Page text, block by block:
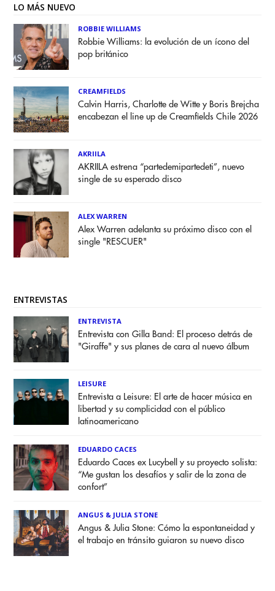
LO MÁS NUEVO
ROBBIE WILLIAMS
Robbie Williams: la evolución de un ícono del
pop británico
CREAMFIELDS
Calvin Harris, Charlotte de Witte y Boris Brejcha
encabezan el line up de Creamfields Chile 2026
AKRIILA
AKRIILA estrena “partedemipartedeti”, nuevo
single de su esperado disco
ALEX WARREN
Alex Warren adelanta su próximo disco con el
single "RESCUER"
ENTREVISTAS
ENTREVISTA
Entrevista con Gilla Band: El proceso detrás de
"Giraffe" y sus planes de cara al nuevo álbum
LEISURE
Entrevista a Leisure: El arte de hacer música en
libertad y su complicidad con el público
latinoamericano
EDUARDO CACES
Eduardo Caces ex Lucybell y su proyecto solista:
“Me gustan los desafíos y salir de la zona de
confort”
ANGUS & JULIA STONE
Angus & Julia Stone: Cómo la espontaneidad y
el trabajo en tránsito guiaron su nuevo disco